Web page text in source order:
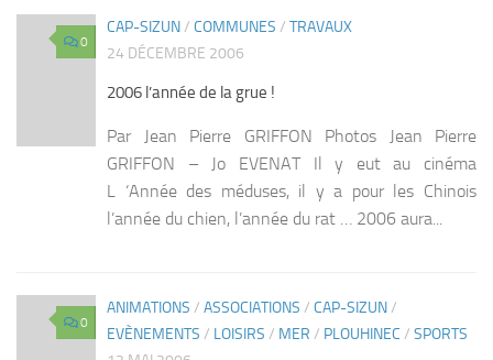
0
CAP-SIZUN/ COMMUNES / TRAVAUX
24 DÉCEMBRE 2006
2006 l’année de la grue !
Par Jean Pierre GRIFFON Photos Jean Pierre
GRIFFON – Jo EVENAT Il y eut au cinéma
L ‘Année des méduses, il y a pour les Chinois
l’année du chien, l’année du rat … 2006 aura...
0
ANIMATIONS / ASSOCIATIONS / CAP-SIZUN/
EVÈNEMENTS / LOISIRS / MER / PLOUHINEC / SPORTS